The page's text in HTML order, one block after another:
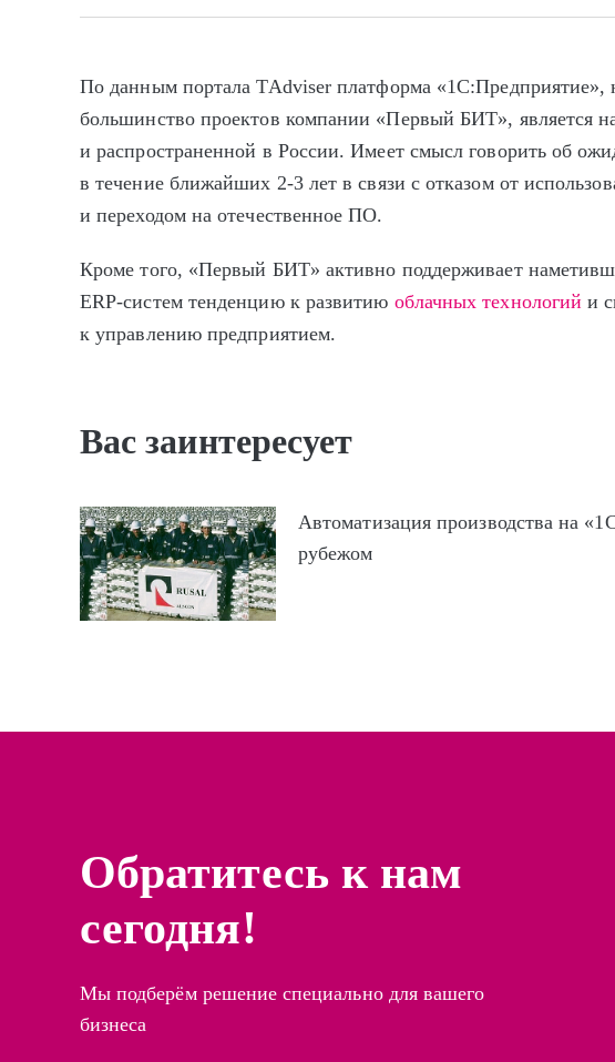
По данным портала TAdviser платформа «1C:Предприятие»,
большинство проектов компании «Первый БИТ», является
и распространенной в России. Имеет смысл говорить об
в течение ближайших 2-3лет в связи с отказом от
и переходом на отечественное ПО.
Кроме того, «Первый БИТ» активно поддерживает
ERP-систем тенденцию к развитию облачных технологий и
к управлению предприятием.
Вас заинтересует
Автоматизация производства на
рубежом
Обратитесь к нам
сегодня!
Мы подберём решение специально для вашего
бизнеса